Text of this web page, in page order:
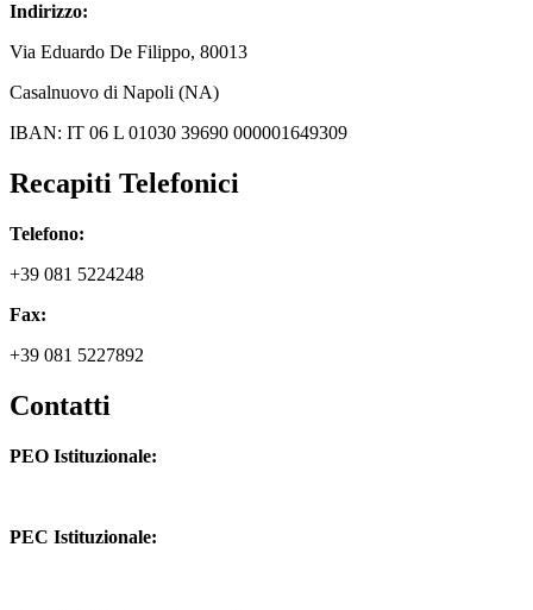
Indirizzo:
Via Eduardo De Filippo, 80013
Casalnuovo di Napoli (NA)
IBAN: IT 06 L 01030 39690 000001649309
Recapiti Telefonici
Telefono:
+39 081 5224248
Fax:
+39 081 5227892
Contatti
PEO Istituzionale:
PEC Istituzionale: